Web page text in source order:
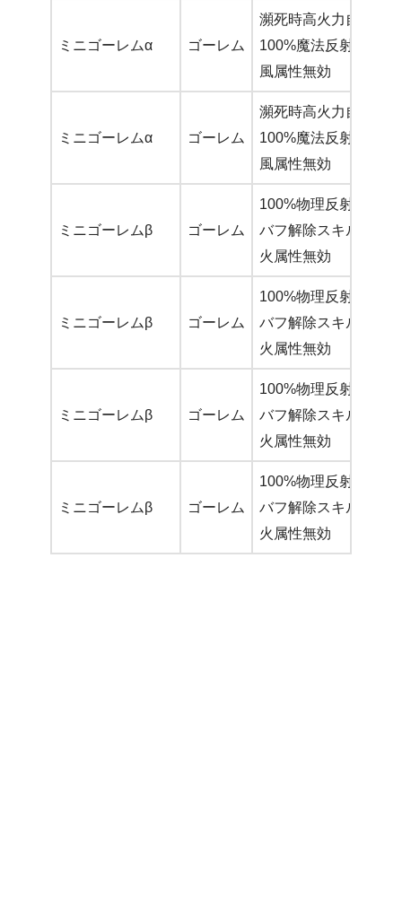
ミニゴーレムα ゴーレム
瀕死時高火力自爆攻
100%魔法反射パッシ
風属性無効
ミニゴーレムα ゴーレム
瀕死時高火力自爆攻
100%魔法反射パッシ
風属性無効
ミニゴーレムβ ゴーレム
100%物理反射パッシ
バフ解除スキル
火属性無効
ミニゴーレムβ ゴーレム
100%物理反射パッシ
バフ解除スキル
火属性無効
ミニゴーレムβ ゴーレム
100%物理反射パッシ
バフ解除スキル
火属性無効
ミニゴーレムβ ゴーレム
100%物理反射パッシ
バフ解除スキル
火属性無効